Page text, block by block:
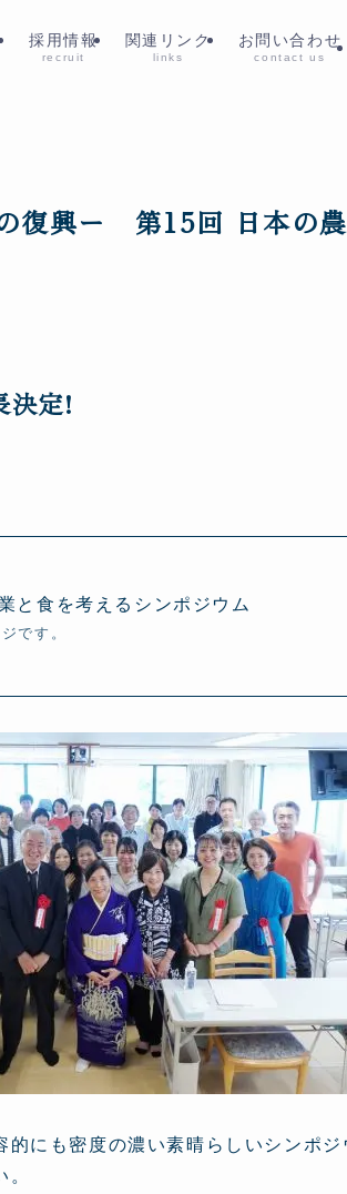
採用情報
recruit
関連リンク
links
お問い合わせ
contact us
復興ー 第15回 日本の
決定!
と食を考えるシンポジウム
です。
にも密度の濃い素晴らしいシンポ